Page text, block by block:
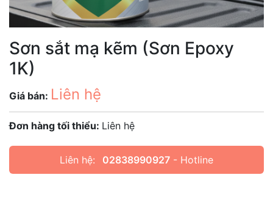
Sơn sắt mạ kẽm (Sơn Epoxy
1K)
Giá bán: Liên hệ
Đơn hàng tối thiểu: Liên hệ
Liên hệ: 02838990927 - Hotline